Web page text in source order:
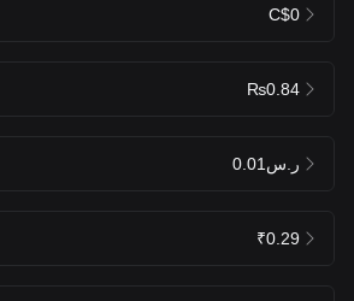
C$0
₨0.84
ر.س0.01
₹0.29